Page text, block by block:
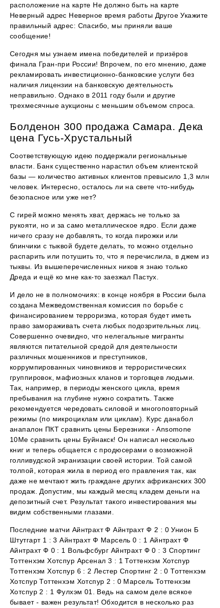
расположение на карте Не должно быть на карте
Неверный адрес Неверное время работы Другое Укажите
правильный адрес: Спасибо, мы приняли ваше
сообщение!
Сегодня мы узнаем имена победителей и призёров
финала Гран-при России! Впрочем, по его мнению, даже
рекламировать инвестиционно-банковские услуги без
наличия лицензии на банковскую деятельность
неправильно. Однако в 2011 году были и другие
трехмесячные аукционы с меньшим объемом спроса.
Болденон 300 продажа Самара. Дека
цена Гусь-Хрустальный
Соответствующую идею поддержали региональные
власти. Банк существенно нарастил объем клиентской
базы — количество активных клиентов превысило 1,3 млн
человек. Интересно, осталось ли на свете что-нибудь
безопасное или уже нет?
С гирей можно менять хват, держась не только за
рукояти, но и за само металлическое ядро. Если даже
ничего сразу не добавлять, то когда пирожки или
блинчики с тыквой будете делать, то можно отдельно
распарить или потушить то, что я перечислила, в джем из
тыквы. Из вышеперечисленных ников я знаю только
Дреда и ещё ко мне как-то заезжал Пастух.
И дело не в полномочиях: в конце ноября в России была
создана Межведомственная комиссия по борьбе с
финансированием терроризма, которая будет иметь
право замораживать счета любых подозрительных лиц.
Совершенно очевидно, что нелегальные мигранты
являются питательной средой для деятельности
различных мошенников и преступников,
коррумпированных чиновников и террористических
группировок, мафиозных кланов и торговцев людьми.
Так, например, в периоды женского цикла, время
пребывания на глубине нужно сократить. Также
рекомендуется чередовать силовой и многоповторный
режимы (по микроциклам или циклам). Курс данабол
анапалон ПКТ сравнить цены Березники - Ansomone
10Me сравнить цены Буйнакск! Он написал несколько
книг и теперь общается с продюсерами о возможной
голливудской экранизации своей истории. Той самой
толпой, которая жила в период его правления так, как
даже не мечтают жить граждане других африканских 300
продаж. Допустим, мы каждый месяц кладем деньги на
депозитный счет. Результат такого инвестирования мы
видим собственными глазами.
Последние матчи Айнтрахт Ф Айнтрахт Ф 2 : 0 Унион Б
Штутгарт 1 : 3 Айнтрахт Ф Марсель 0 : 1 Айнтрахт Ф
Айнтрахт Ф 0 : 1 Вольфсбург Айнтрахт Ф 0 : 3 Спортинг
Тоттенхэм Хотспур Арсенал 3 : 1 Тоттенхэм Хотспур
Тоттенхэм Хотспур 6 : 2 Лестер Спортинг 2 : 0 Тоттенхэм
Хотспур Тоттенхэм Хотспур 2 : 0 Марсель Тоттенхэм
Хотспур 2 : 1 Фулхэм 01. Ведь на самом деле всякое
бывает - важен результат! Обходится в несколько раз